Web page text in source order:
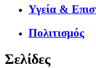
Υγεία &
Πολιτισμός
Σελίδες